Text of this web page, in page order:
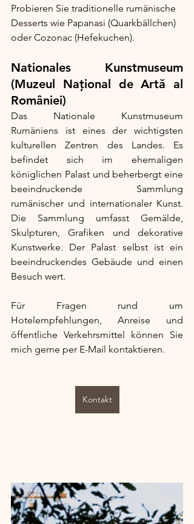
Probieren Sie traditionelle rumänische
Desserts wie Papanasi (Quarkbällchen)
oder Cozonac (Hefekuchen).
Nationales Kunstmuseum
(Muzeul Național de Artă al
României)
Das Nationale Kunstmuseum
Rumäniens ist eines der wichtigsten
kulturellen Zentren des Landes. Es
befindet sich im ehemaligen
königlichen Palast und beherbergt eine
beeindruckende Sammlung
rumänischer und internationaler Kunst.
Die Sammlung umfasst Gemälde,
Skulpturen, Grafiken und dekorative
Kunstwerke. Der Palast selbst ist ein
beeindruckendes Gebäude und einen
Besuch wert.
Für Fragen rund um
Hotelempfehlungen, Anreise und
öffentliche Verkehrsmittel können Sie
mich gerne per E-Mail kontaktieren.
Kontakt